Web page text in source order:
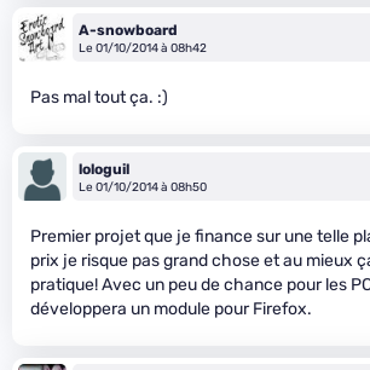
A-snowboard
Le 01/10/2014 à 08h42
Pas mal tout ça. :)
lologuil
Le 01/10/2014 à 08h50
Premier projet que je finance sur une telle
prix je risque pas grand chose et au mieux
pratique! Avec un peu de chance pour les
développera un module pour Firefox.